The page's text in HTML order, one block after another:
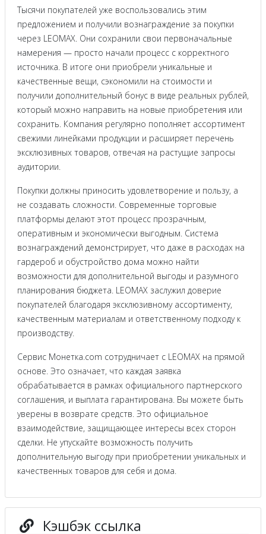
Тысячи покупателей уже воспользовались этим
предложением и получили вознаграждение за покупки
через LEOMAX. Они сохранили свои первоначальные
намерения — просто начали процесс с корректного
источника. В итоге они приобрели уникальные и
качественные вещи, сэкономили на стоимости и
получили дополнительный бонус в виде реальных рублей,
который можно направить на новые приобретения или
сохранить. Компания регулярно пополняет ассортимент
свежими линейками продукции и расширяет перечень
эксклюзивных товаров, отвечая на растущие запросы
аудитории.
Покупки должны приносить удовлетворение и пользу, а
не создавать сложности. Современные торговые
платформы делают этот процесс прозрачным,
оперативным и экономически выгодным. Система
вознаграждений демонстрирует, что даже в расходах на
гардероб и обустройство дома можно найти
возможности для дополнительной выгоды и разумного
планирования бюджета. LEOMAX заслужил доверие
покупателей благодаря эксклюзивному ассортименту,
качественным материалам и ответственному подходу к
производству.
Сервис Монетка.com сотрудничает с LEOMAX на прямой
основе. Это означает, что каждая заявка
обрабатывается в рамках официального партнерского
соглашения, и выплата гарантирована. Вы можете быть
уверены в возврате средств. Это официальное
взаимодействие, защищающее интересы всех сторон
сделки. Не упускайте возможность получить
дополнительную выгоду при приобретении уникальных и
качественных товаров для себя и дома.
Кэшбэк ссылка